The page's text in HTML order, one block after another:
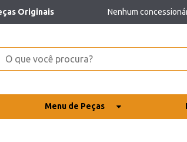
Originais Nenhum
Menu de Peças